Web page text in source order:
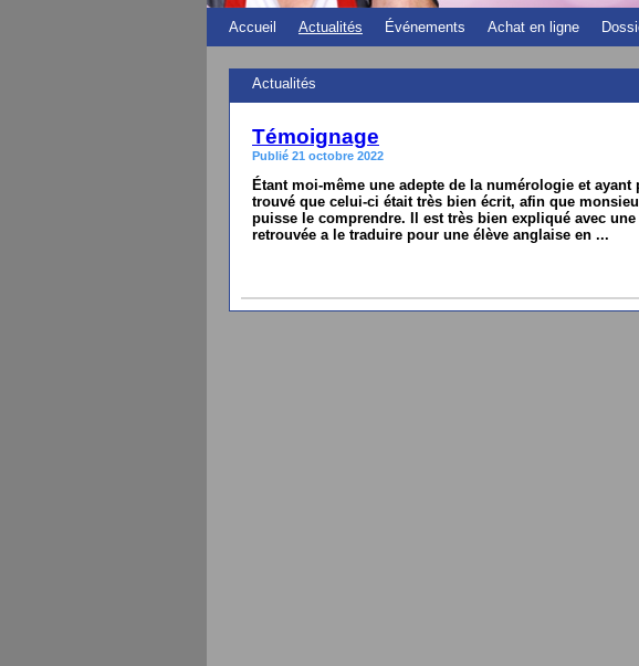
Accueil Actualités Événements Achat en ligne
Actualités
Témoignage
Publié 21 octobre 2022
Étant moi-même une adepte de la numérologie et
trouvé que celui-ci était très bien écrit, afin que
puisse le comprendre. Il est très bien expliqué avec
retrouvée a le traduire pour une élève anglaise en ...